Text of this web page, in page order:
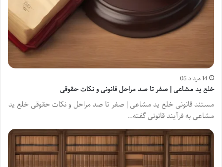
14 مرداد 05
خلع ید مشاعی | صفر تا صد مراحل قانونی و نکات حقوقی
مستند قانونی خلع ید مشاعی | صفر تا صد مراحل و نکات حقوقی خلع ید
مشاعی به فرآیند قانونی گفته…